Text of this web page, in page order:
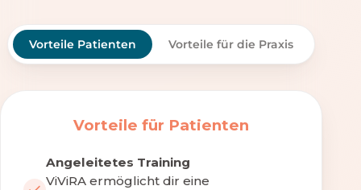
Vorteile Patienten Vorteile für die Praxis
Vorteile für Patienten
Angeleitetes Training
ViViRA ermöglicht dir eine